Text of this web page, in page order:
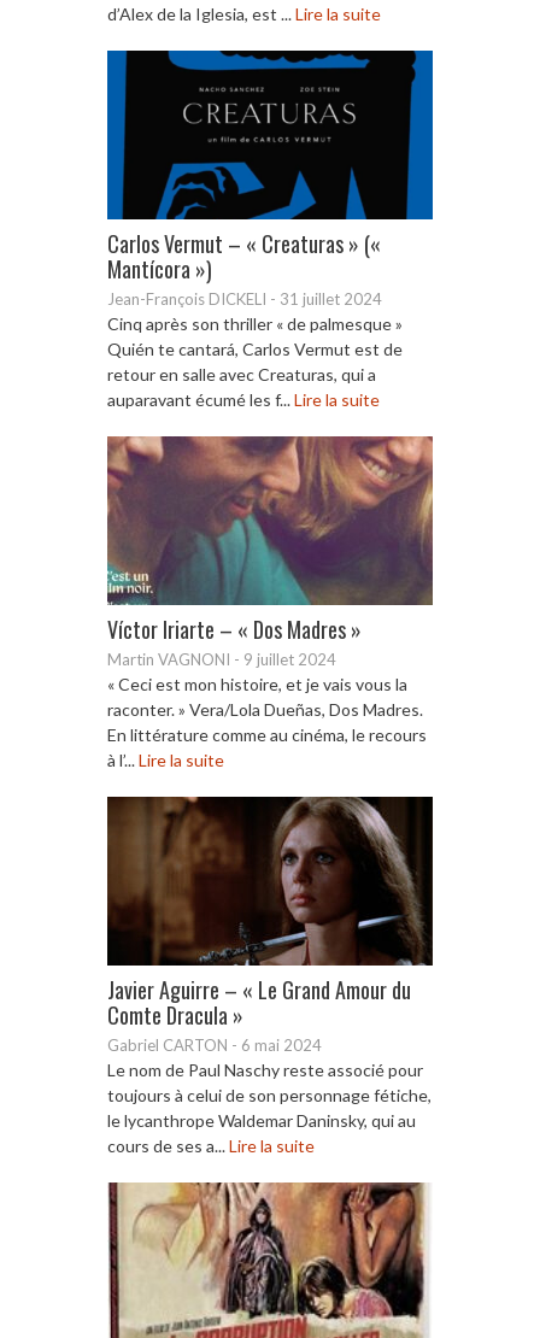
d’Alex de la Iglesia, est ...Lire la suite
Carlos Vermut – « Creaturas » («
Mantícora »)
Jean-François DICKELI - 31 juillet 2024
Cinq après son thriller « de palmesque »
Quién te cantará, Carlos Vermut est de
retour en salle avec Creaturas, qui a
auparavant écumé les f...Lire la suite
Víctor Iriarte – « Dos Madres »
Martin VAGNONI - 9 juillet 2024
« Ceci est mon histoire, et je vais vous la
raconter. » Vera/Lola Dueñas, Dos Madres.
En littérature comme au cinéma, le recours
à l’...Lire la suite
Javier Aguirre – « Le Grand Amour du
Comte Dracula »
Gabriel CARTON - 6 mai 2024
Le nom de Paul Naschy reste associé pour
toujours à celui de son personnage fétiche,
le lycanthrope Waldemar Daninsky, qui au
cours de ses a...Lire la suite